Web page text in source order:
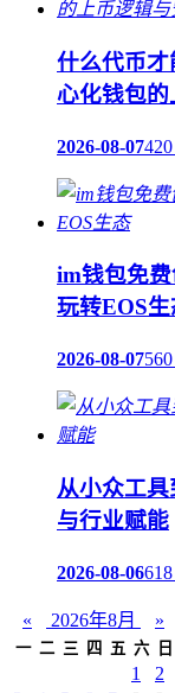
什么代币
心化钱包
2026-08-07
im钱包免
玩转EOS生
2026-08-07
从小众工
与行业赋能
2026-08-06
« 2026年8月 »
一 二 三 四 五 六 日
1
2